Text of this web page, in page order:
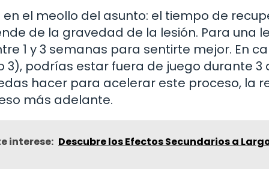
el meollo del asunto: el tiempo de
de la gravedad de la lesión. Para una
1 y 3 semanas para sentirte mejor. En
podrías estar fuera de juego durante 3
hacer para acelerar este proceso, la
más adelante.
interese: Descubre los Efectos Secundarios a